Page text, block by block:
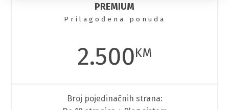
PREMIUM
Prilagođena ponuda
2.500KM
Broj pojedinačnih strana: